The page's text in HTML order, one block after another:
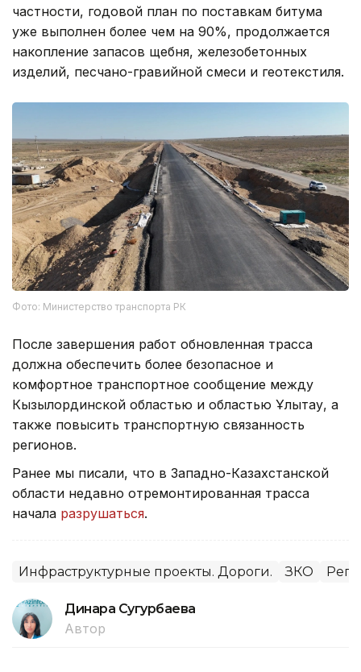
частности, годовой план по поставкам битума
уже выполнен более чем на 90%, продолжается
накопление запасов щебня, железобетонных
изделий, песчано-гравийной смеси и геотекстиля.
Фото: Министерство транспорта РК
После завершения работ обновленная трасса
должна обеспечить более безопасное и
комфортное транспортное сообщение между
Кызылординской областью и областью Ұлытау, а
также повысить транспортную связанность
регионов.
Ранее мы писали, что в Западно-Казахстанской
области недавно отремонтированная трасса
начала разрушаться.
Инфраструктурные проекты. Дороги. ЗКО
Динара Сугурбаева
Автор